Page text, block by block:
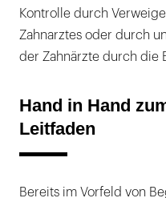
Kontrolle durch
Zahnarztes oder durch
der Zahnärzte durch die
Hand in Hand
Leitfaden
Bereits im Vorfeld von